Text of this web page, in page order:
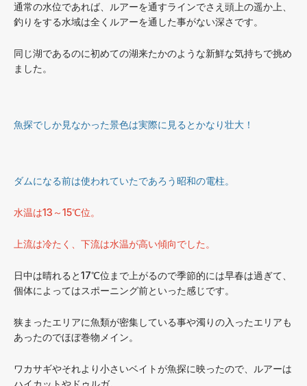
通常の水位であれば、ルアーを通すラインでさえ頭上の遥か上、
釣りをする水域は全くルアーを通した事がない深さです。
同じ湖であるのに初めての湖来たかのような新鮮な気持ちで挑め
ました。
魚探でしか見なかった景色は実際に見るとかなり壮大！
ダムになる前は使われていたであろう昭和の電柱。
水温は13～15℃位。
上流は冷たく、下流は水温が高い傾向でした。
日中は晴れると17℃位まで上がるので季節的には早春は過ぎて、
個体によってはスポーニング前といった感じです。
狭まったエリアに魚類が密集している事や濁りの入ったエリアも
あったのでほぼ巻物メイン。
ワカサギやそれより小さいベイトが魚探に映ったので、ルアーは
ハイカットやドゥルガ。